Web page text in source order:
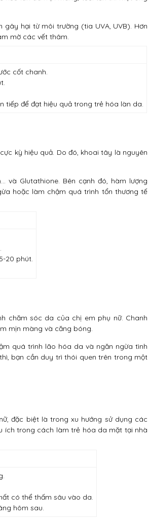
hại từ môi trường (tia UVA, UVB). Hơn
mờ các vết thâm.
cốt chanh.
tiếp để đạt hiệu quả trong trẻ hóa làn da.
kỳ hiệu quả. Do đó, khoai tây là nguyên
và Glutathione. Bên cạnh đó, hàm lượng
hoặc làm chậm quá trình tổn thương tế
20 phút.
chăm sóc da của chị em phụ nữ. Chanh
mịn màng và căng bóng.
quá trình lão hóa da và ngăn ngừa tình
bạn cần duy trì thói quen trên trong một
đặc biệt là trong xu hướng sử dụng các
ích trong cách làm trẻ hóa da mặt tại nhà
có thể thấm sâu vào da.
hôm sau.